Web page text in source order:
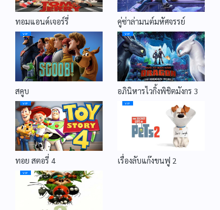
ทอมแอนด์เจอร์รี่ คู่ซ่าล่ามนต์มหัศจรรย์
VIP
สคูบ
VIP
อภินิหารไวกิ้งพิชิตมังกร 3
VIP
ทอย สตอรี่ 4
VIP
เรื่องลับแก๊งขนฟู 2
VIP